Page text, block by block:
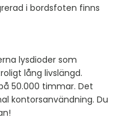
i bordsfoten finns
lysdioder som
lång livslängd.
50.000 timmar. Det
kontorsanvändning. Du